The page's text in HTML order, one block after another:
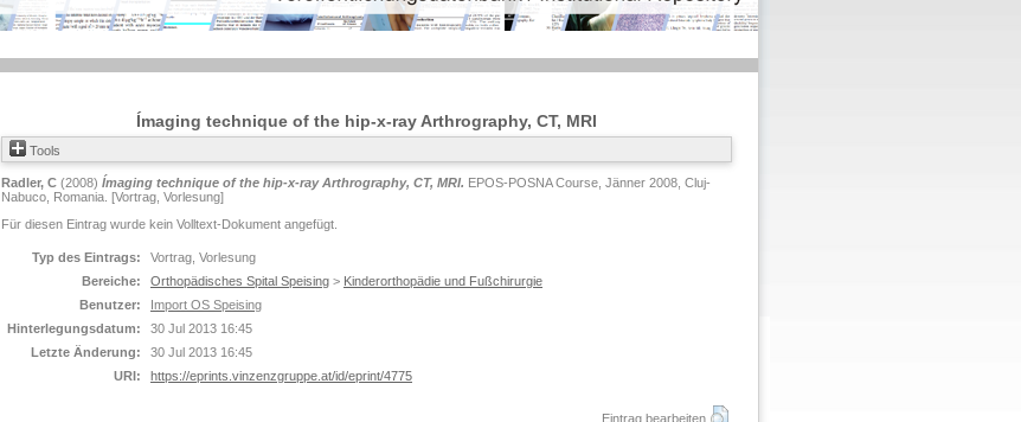
Ímaging technique of the hip-x-ray Arthrography, CT, MRI
Tools
Radler, C (2008) Ímaging technique of the hip-x-ray Arthrography, CT, MRI. EPOS-POSNA Course, Jänner 2008, Cluj-
Nabuco, Romania. [Vortrag, Vorlesung]
Für diesen Eintrag wurde kein Volltext-Dokument angefügt.
Typ des Eintrags:
Vortrag, Vorlesung
Bereiche:
Orthopädisches Spital Speising > Kinderorthopädie und Fußchirurgie
Benutzer:
Import OS Speising
Hinterlegungsdatum:
30 Jul 2013 16:45
Letzte Änderung:
30 Jul 2013 16:45
URI:
https://eprints.vinzenzgruppe.at/id/eprint/4775
Eintrag bearbeiten